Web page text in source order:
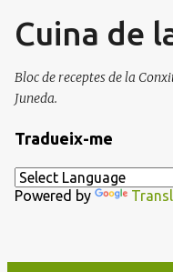
Salta al
Cuina de
Bloc de receptes de la
Juneda.
Tradueix-me
Powered by